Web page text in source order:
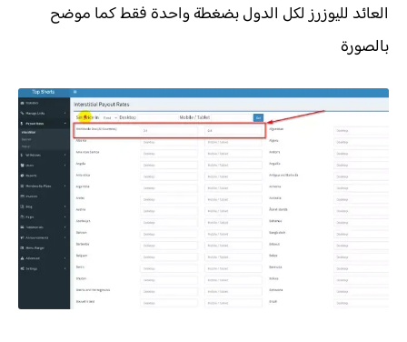
العائد لليوزرز لكل الدول بضغطة واحدة فقط كما موضح
بالصورة